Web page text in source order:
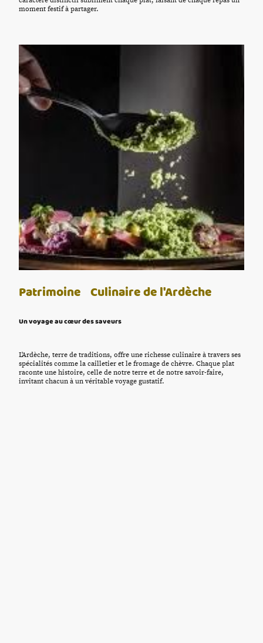
moment festif à partager.
Patrimoine Culinaire de l'Ardèche
Un voyage au cœur des saveurs
L'Ardèche, terre de traditions, offre une richesse culinaire à travers ses
spécialités comme la cailletier et le fromage de chèvre. Chaque plat
raconte une histoire, celle de notre terre et de notre savoir-faire,
invitant chacun à un véritable voyage gustatif.